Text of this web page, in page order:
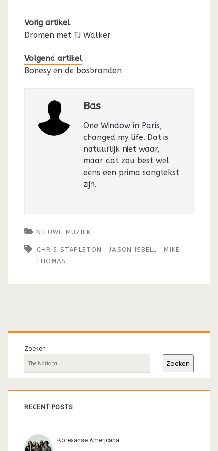
Vorig artikel
Dromen met TJ Walker
Volgend artikel
Bonesy en de bosbranden
Bas
One Window in Paris,
changed my life. Dat is
natuurlijk niet waar,
maar dat zou best wel
eens een prima songtekst
zijn.
NIEUWE MUZIEK
CHRIS STAPLETON JASON ISBELL
MIKE
THOMAS
Primaire
sidebar
Zoeken
Zoeken
RECENT POSTS
Koreaanse Americana